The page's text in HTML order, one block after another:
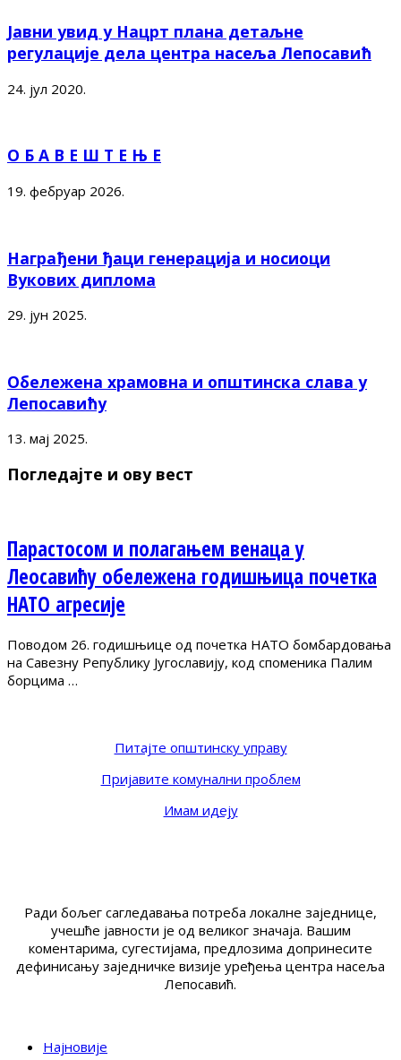
Јавни увид у Нацрт плана детаљне
регулације дела центра насеља Лепосавић
24. јул 2020.
О Б А В Е Ш Т Е Њ Е
19. фебруар 2026.
Награђени ђаци генерација и носиоци
Вукових диплома
29. јун 2025.
Обележена храмовна и општинска слава у
Лепосавићу
13. мај 2025.
Погледајте и ову вест
Парастосом и полагањем венаца у
Леосавићу обележена годишњица почетка
НАТО агресије
Поводом 26. годишњице од почетка НАТО бомбардовања
на Савезну Републику Југославију, код споменика Палим
борцима …
Питајте општинску управу
Пријавите комунални проблем
Имам идеју
Ради бољег сагледавања потреба локалне заједнице,
учешће јавности је од великог значаја. Вашим
коментарима, сугестијама, предлозима допринесите
дефинисању заједничке визије уређења центра насеља
Лепосавић.
Најновије